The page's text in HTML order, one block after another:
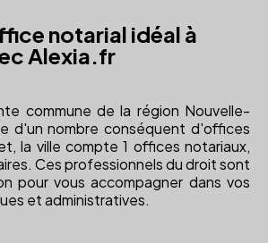
notarial idéal à
Alexia.fr
commune de la région Nouvelle-
d'un nombre conséquent d'offices
la ville compte 1 offices notariaux,
Ces professionnels du droit sont
pour vous accompagner dans vos
et administratives.